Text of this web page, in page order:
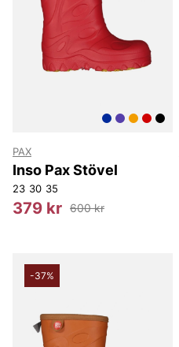
PAX
Inso Pax Stövel
23 30 35
379 kr 600 kr
-37%